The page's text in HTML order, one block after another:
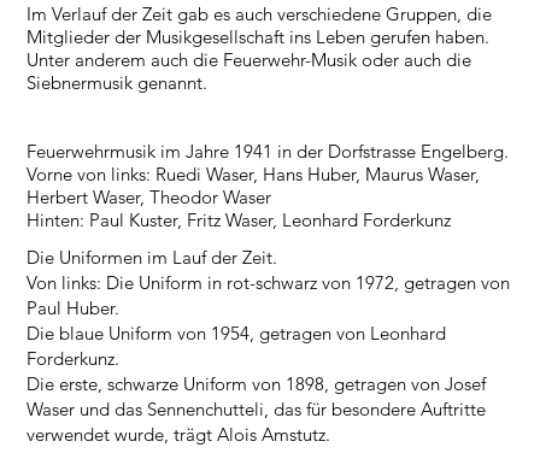
Im Verlauf der Zeit gab es auch verschiedene Gruppen, die
Mitglieder der Musikgesellschaft ins Leben gerufen haben.
Unter anderem auch die Feuerwehr-Musik oder auch die
Siebnermusik genannt.
Feuerwehrmusik im Jahre 1941 in der Dorfstrasse Engelberg.
Vorne von links: Ruedi Waser, Hans Huber, Maurus Waser,
Herbert Waser, Theodor Waser
Hinten: Paul Kuster, Fritz Waser, Leonhard Forderkunz
Die Uniformen im Lauf der Zeit.
Von links: Die Uniform in rot-schwarz von 1972, getragen von
Paul Huber.
Die blaue Uniform von 1954, getragen von Leonhard
Forderkunz.
Die erste, schwarze Uniform von 1898, getragen von Josef
Waser und das Sennenchutteli, das für besondere Auftritte
verwendet wurde, trägt Alois Amstutz.